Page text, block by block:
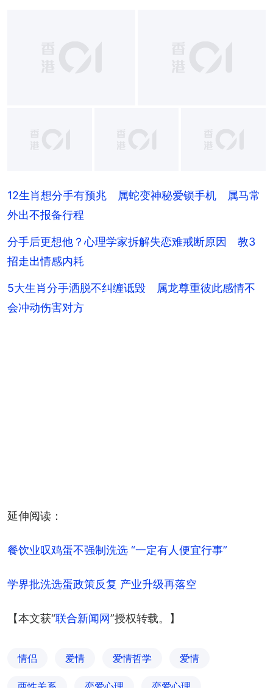
+12
12生肖想分手有预兆 属蛇变神秘爱锁手机 属马常
外出不报备行程
分手后更想他？心理学家拆解失恋难戒断原因 教3
招走出情感内耗
5大生肖分手洒脱不纠缠诋毁 属龙尊重彼此感情不
会冲动伤害对方
延伸阅读：
餐饮业叹鸡蛋不强制洗选 “一定有人便宜行事”
学界批洗选蛋政策反复 产业升级再落空
【本文获“联合新闻网”授权转载。】
情侣 爱情 爱情哲学 爱情